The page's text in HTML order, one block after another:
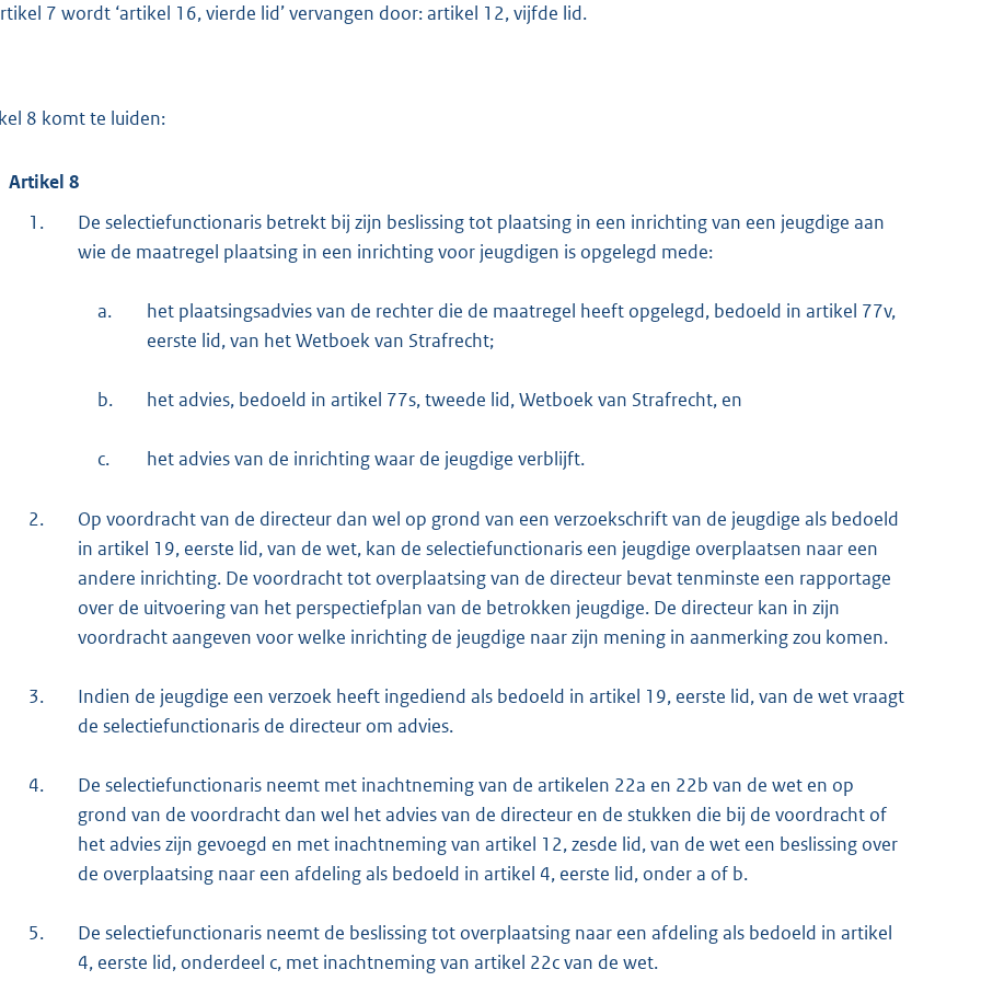
7 wordt ‘artikel 16, vierde lid’ vervangen door: artikel 12, vijfde lid.
8 komt te luiden:
Artikel 8
1.
De selectiefunctionaris betrekt bij zijn beslissing tot plaatsing in een inrichting van een jeugdige aan
wie de maatregel plaatsing in een inrichting voor jeugdigen is opgelegd mede:
a.
het plaatsingsadvies van de rechter die de maatregel heeft opgelegd, bedoeld in artikel 77v,
eerste lid, van het Wetboek van Strafrecht;
b. het advies, bedoeld in artikel 77s, tweede lid, Wetboek van Strafrecht, en
c. het advies van de inrichting waar de jeugdige verblijft.
2.
Op voordracht van de directeur dan wel op grond van een verzoekschrift van de jeugdige als bedoeld
in artikel 19, eerste lid, van de wet, kan de selectiefunctionaris een jeugdige overplaatsen naar een
andere inrichting. De voordracht tot overplaatsing van de directeur bevat tenminste een rapportage
over de uitvoering van het perspectiefplan van de betrokken jeugdige. De directeur kan in zijn
voordracht aangeven voor welke inrichting de jeugdige naar zijn mening in aanmerking zou komen.
3.
Indien de jeugdige een verzoek heeft ingediend als bedoeld in artikel 19, eerste lid, van de wet vraagt
de selectiefunctionaris de directeur om advies.
4.
De selectiefunctionaris neemt met inachtneming van de artikelen 22a en 22b van de wet en op
grond van de voordracht dan wel het advies van de directeur en de stukken die bij de voordracht of
het advies zijn gevoegd en met inachtneming van artikel 12, zesde lid, van de wet een beslissing over
de overplaatsing naar een afdeling als bedoeld in artikel 4, eerste lid, onder a of b.
5.
De selectiefunctionaris neemt de beslissing tot overplaatsing naar een afdeling als bedoeld in artikel
4, eerste lid, onderdeel c, met inachtneming van artikel 22c van de wet.